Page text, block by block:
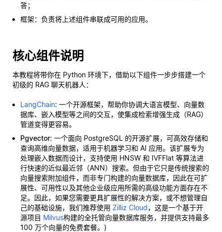
答；
框架：负责将上述组件串联成可用的应用。
核心组件说明
本教程将带你在 Python 环境下，借助以下组件一步步搭建一个
初级的 RAG 聊天机器人：
LangChain: 一个开源框架，帮助你协调大语言模型、向量数
据库、嵌入模型等之间的交互，使集成检索增强生成（RAG）
管道变得更容易。
Pgvector: 一个面向 PostgreSQL 的开源扩展，可高效存储和
查询高维向量数据，适用于机器学习和 AI 应用。该扩展专为
处理嵌入数据而设计，支持使用 HNSW 和 IVFFlat 等算法进
行快速的近似最近邻（ANN）搜索。但由于它只是传统搜索的
向量搜索附加组件，而非专门构建的向量数据库，因此在可扩
展性、可用性以及其他企业级应用所需的高级功能方面存在不
足。因此，如果您需要更具扩展性的解决方案，或不想管理自
己的基础设施，我们推荐使用 Zilliz Cloud，这是一个基于开
源项目 Milvus构建的全托管向量数据库服务，并提供支持最多
100 万个向量的免费套餐。)